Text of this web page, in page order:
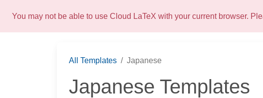
You may not be able to use Cloud LaTeX with your current browser.
All Templates Japanese
Japanese Templates